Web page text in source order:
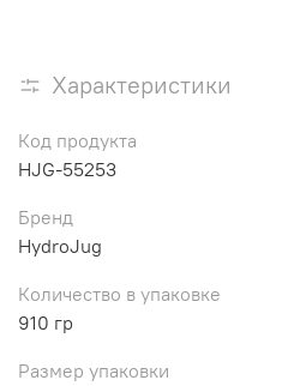
Характеристики
Код продукта
HJG-55253
Бренд
HydroJug
Количество в упаковке
910 гр
Размер упаковки